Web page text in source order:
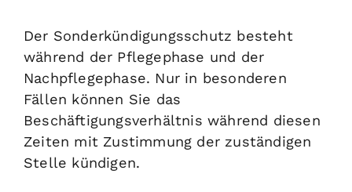
Der Sonderkündigungsschutz besteht
während der Pflegephase und der
Nachpflegephase. Nur in besonderen
Fällen können Sie das
Beschäftigungsverhältnis während diesen
Zeiten mit Zustimmung der zuständigen
Stelle kündigen.